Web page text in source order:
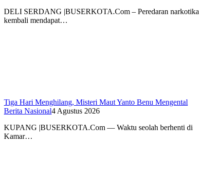
DELI SERDANG |BUSERKOTA.Com – Peredaran narkotika
kembali mendapat…
Tiga Hari Menghilang, Misteri Maut Yanto Benu Mengental
Berita Nasional4 Agustus 2026
KUPANG |BUSERKOTA.Com — Waktu seolah berhenti di
Kamar…